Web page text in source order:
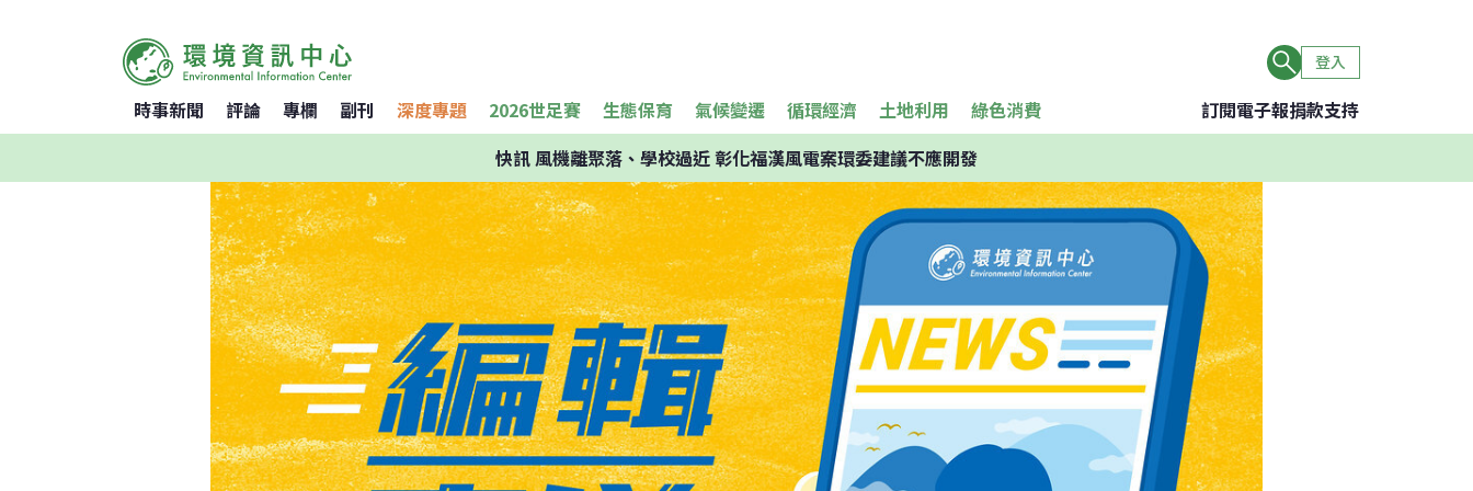
登入
時事新聞 評論 專欄 副刊 深度專題 2026世足賽 生態保育 氣候變遷 循環經濟 土地利用 綠色消費 訂閱電子報捐款支持
快訊風機離聚落、學校過近 彰化福漢風電案環委建議不應開發